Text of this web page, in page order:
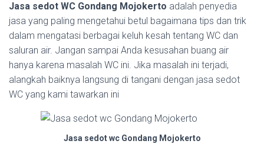
Jasa sedot WC Gondang Mojokerto adalah penyedia
jasa yang paling mengetahui betul bagaimana tips dan trik
dalam mengatasi berbagai keluh kesah tentang WC dan
saluran air. Jangan sampai Anda kesusahan buang air
hanya karena masalah WC ini. Jika masalah ini terjadi,
alangkah baiknya langsung di tangani dengan jasa sedot
WC yang kami tawarkan ini
Jasa sedot wc Gondang Mojokerto